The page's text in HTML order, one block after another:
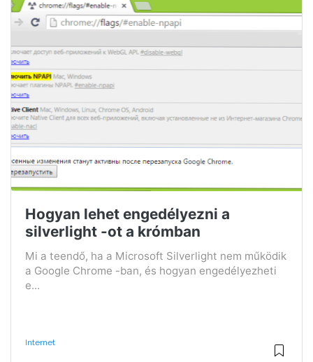
Hogyan lehet engedélyezni a
silverlight -ot a krómban
Mi a teendő, ha a Microsoft Silverlight nem működik
a Google Chrome -ban, és hogyan engedélyezheti
e...
Internet